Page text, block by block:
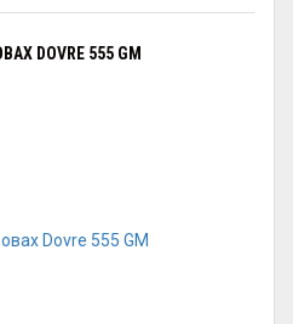
DOVRE 555 GM